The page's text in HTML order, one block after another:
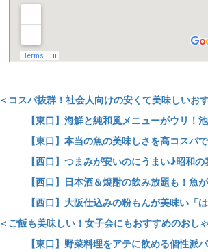
＜コスパ抜群！社会人向けの安くて美味しいお
【東口】海鮮と純和風メニューがウリ！
【東口】本当の魚の美味しさを高コスパ
【西口】つまみが安いのにうまい♪昭和
【西口】日本酒＆焼酎の飲み放題も！魚
【西口】大阪仕込みの粉もんが美味い「
＜ご飯も美味しい！女子会にもおすすめのおし
【東口】野菜料理をアテに飲める個性派